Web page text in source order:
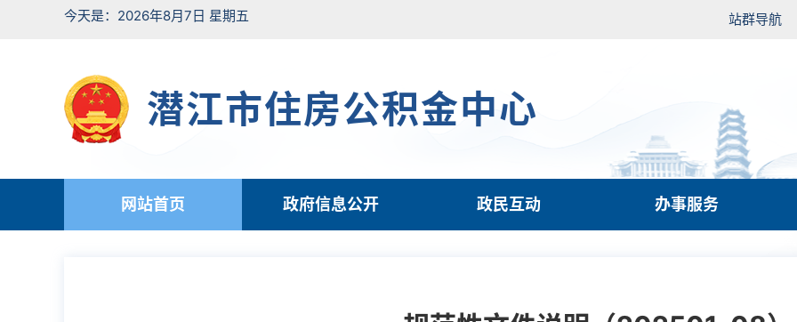
今天是：2026年8月7日 星期五 站群导航
潜江市住房公积金中心
网站首页 政府信息公开 政民互动 办事服务